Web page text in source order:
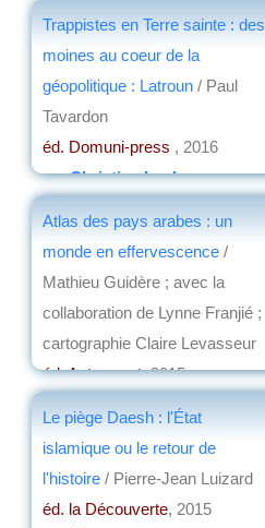
Trappistes en Terre sainte : des
moines au coeur de la
géopolitique : Latroun / Paul
Tavardon
éd. Domuni-press , 2016
parChristian Lochon
Atlas des pays arabes : un
monde en effervescence /
Mathieu Guidère ; avec la
collaboration de Lynne Franjié ;
cartographie Claire Levasseur
éd. Autrement, 2015
Le piège Daesh : l'État
islamique ou le retour de
l'histoire / Pierre-Jean Luizard
éd. la Découverte, 2015